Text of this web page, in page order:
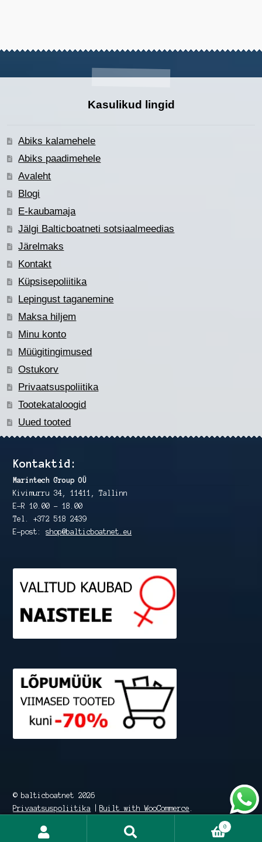
Kasulikud lingid
Abiks kalamehele
Abiks paadimehele
Avaleht
Blogi
E-kaubamaja
Jälgi Balticboatneti sotsiaalmeedias
Järelmaks
Kontakt
Küpsisepoliitika
Lepingust taganemine
Maksa hiljem
Minu konto
Müügitingimused
Ostukorv
Privaatsuspoliitika
Tootekataloogid
Uued tooted
Kontaktid:
Marintech Group OÜ
Kivimurru 34, 11411, Tallinn
E-R 10.00 – 18.00
Tel. +372 518 2439
E-post:shop@balticboatnet.eu
© balticboatnet 2026
Privaatsuspoliitika
Built with WooCommerce
0